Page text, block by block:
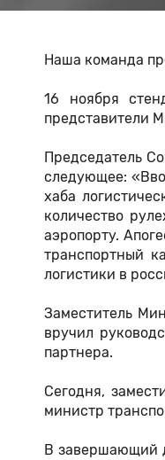
Наша команда
16 ноября
представители
Председатель
следующее:
хаба
количество
аэропорту.
транспортный
логистики в
Заместитель
вручил
партнера.
Cегодня,
министр
В завершающий